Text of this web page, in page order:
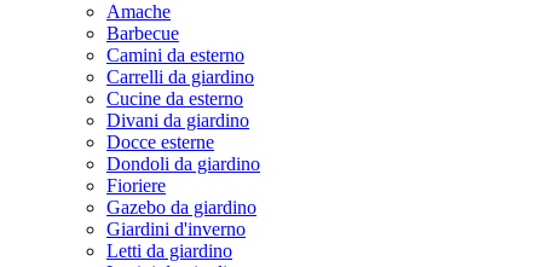
Amache
Barbecue
Camini da esterno
Carrelli da giardino
Cucine da esterno
Divani da giardino
Docce esterne
Dondoli da giardino
Fioriere
Gazebo da giardino
Giardini d'inverno
Letti da giardino